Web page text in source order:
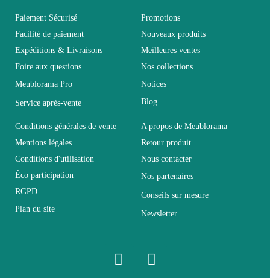
Age Adulte
Collection SWITCH
Coloris Marron - Bois
Dimensions 330x160x40
Electrique Non électrique
Non Empilable
Vous devez vous connecter pour laisser un avis
Paiement Sécurisé
Facilité de paiement
Expéditions & Livraisons
Foire aux questions
Meublorama Pro
Service après-vente
Promotions
Nouveaux produits
Meilleures ventes
Nos collections
Notices
Blog
Conditions générales de vente
Mentions légales
Conditions d'utilisation
Éco participation
RGPD
Plan du site
A propos de Meublorama
Retour produit
Nous contacter
Nos partenaires
Conseils sur mesure
Newsletter